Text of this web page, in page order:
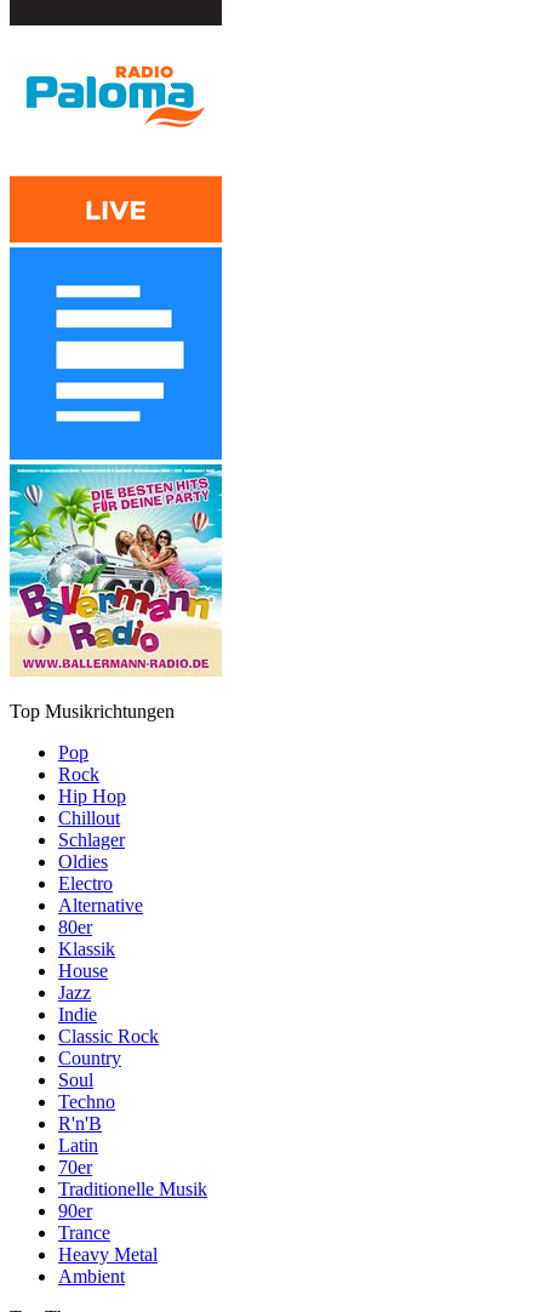
Top Musikrichtungen
Pop
Rock
Hip Hop
Chillout
Schlager
Oldies
Electro
Alternative
80er
Klassik
House
Jazz
Indie
Classic Rock
Country
Soul
Techno
R'n'B
Latin
70er
Traditionelle Musik
90er
Trance
Heavy Metal
Ambient